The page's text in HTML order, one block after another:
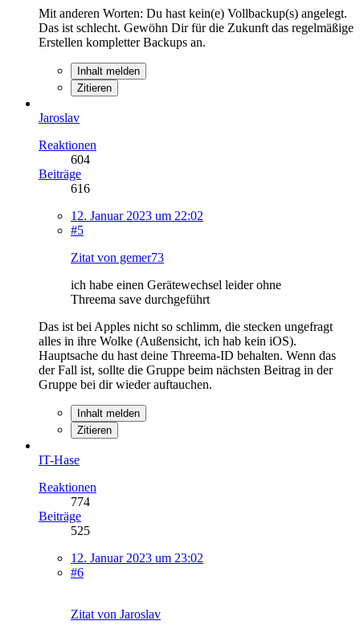
Mit anderen Worten: Du hast kein(e) Vollbackup(s) angelegt.
Das ist schlecht. Gewöhn Dir für die Zukunft das regelmäßige
Erstellen kompletter Backups an.
Inhalt melden
Zitieren
Jaroslav
Reaktionen
604
Beiträge
616
12. Januar 2023 um 22:02
#5
Zitat von gemer73
ich habe einen Gerätewechsel leider ohne
Threema save durchgeführt
Das ist bei Apples nicht so schlimm, die stecken ungefragt
alles in ihre Wolke (Außensicht, ich hab kein iOS).
Hauptsache du hast deine Threema-ID behalten. Wenn das
der Fall ist, sollte die Gruppe beim nächsten Beitrag in der
Gruppe bei dir wieder auftauchen.
Inhalt melden
Zitieren
IT-Hase
Reaktionen
774
Beiträge
525
12. Januar 2023 um 23:02
#6
Zitat von Jaroslav